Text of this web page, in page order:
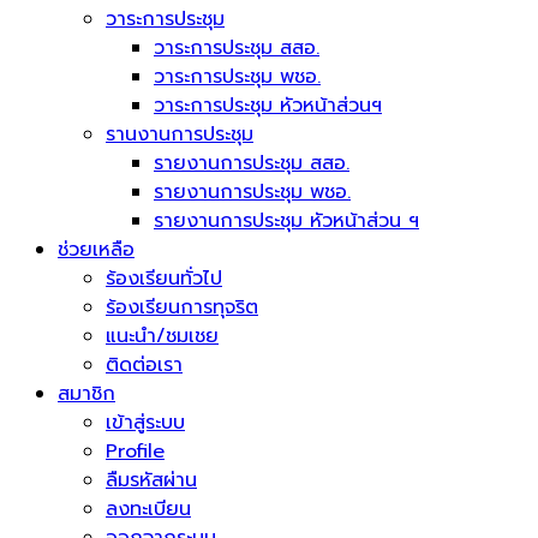
วาระการประชุม
วาระการประชุม สสอ.
วาระการประชุม พชอ.
วาระการประชุม หัวหน้าส่วนฯ
รานงานการประชุม
รายงานการประชุม สสอ.
รายงานการประชุม พชอ.
รายงานการประชุม หัวหน้าส่วน ฯ
ช่วยเหลือ
ร้องเรียนทั่วไป
ร้องเรียนการทุจริต
แนะนำ/ชมเชย
ติดต่อเรา
สมาชิก
เข้าสู่ระบบ
Profile
ลืมรหัสผ่าน
ลงทะเบียน